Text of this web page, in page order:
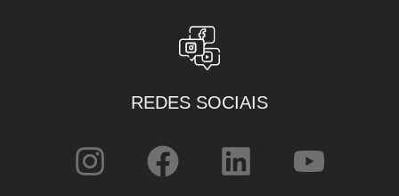
REDES SOCIAIS